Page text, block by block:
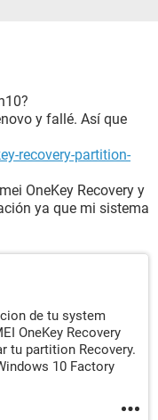
y fallé. Así que
recovery-partition-
OneKey Recovery y
ya que mi sistema
de tu system
OneKey Recovery
tu partition Recovery.
10 Factory